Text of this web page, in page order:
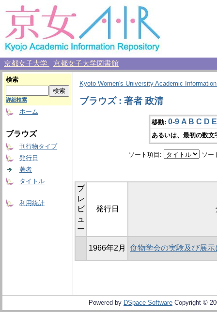
京都女子大学 京都女子大学図書館
検索
詳細検索
ホーム
ブラウズ
刊行物タイプ
発行日
著者
タイトル
利用統計
Kyoto Women's University Academic
ブラウズ : 著者 政清
移動: 0-9 A B C D E
あるいは、最初の数
ソート項目: ソー
プ
レ
ビ
ュ
ー
発行日
1966年2月 食物学会の実験及び展示
Powered by DSpace Software Copyright ©